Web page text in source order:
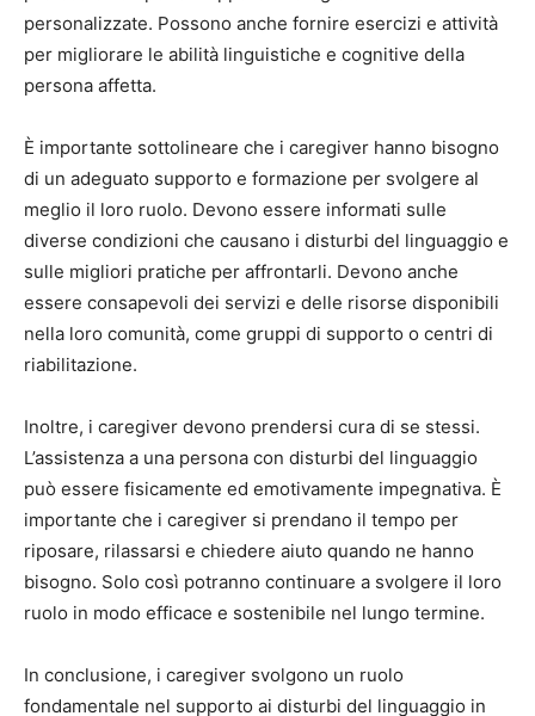
personalizzate. Possono anche fornire esercizi e attività
per migliorare le abilità linguistiche e cognitive della
persona affetta.
È importante sottolineare che i caregiver hanno bisogno
di un adeguato supporto e formazione per svolgere al
meglio il loro ruolo. Devono essere informati sulle
diverse condizioni che causano i disturbi del linguaggio e
sulle migliori pratiche per affrontarli. Devono anche
essere consapevoli dei servizi e delle risorse disponibili
nella loro comunità, come gruppi di supporto o centri di
riabilitazione.
Inoltre, i caregiver devono prendersi cura di se stessi.
L’assistenza a una persona con disturbi del linguaggio
può essere fisicamente ed emotivamente impegnativa. È
importante che i caregiver si prendano il tempo per
riposare, rilassarsi e chiedere aiuto quando ne hanno
bisogno. Solo così potranno continuare a svolgere il loro
ruolo in modo efficace e sostenibile nel lungo termine.
In conclusione, i caregiver svolgono un ruolo
fondamentale nel supporto ai disturbi del linguaggio in